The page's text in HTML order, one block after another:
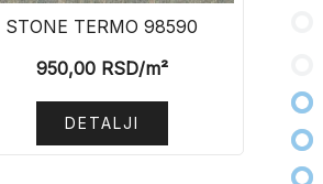
STONE TERMO 98590
950,00RSD/m²
DETALJI